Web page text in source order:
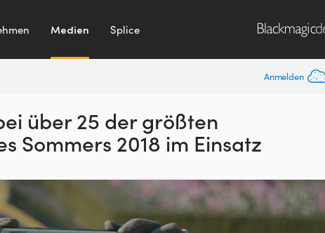
Medien Splice
Anmelden
über 25 der größten
Sommers 2018 im Einsatz